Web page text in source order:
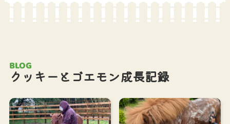
BLOG
クッキーとゴエモン成長記録